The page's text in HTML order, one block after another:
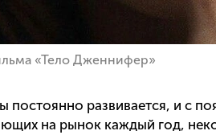
«Тело Дженнифер»
постоянно развивается, и с
на рынок каждый год,